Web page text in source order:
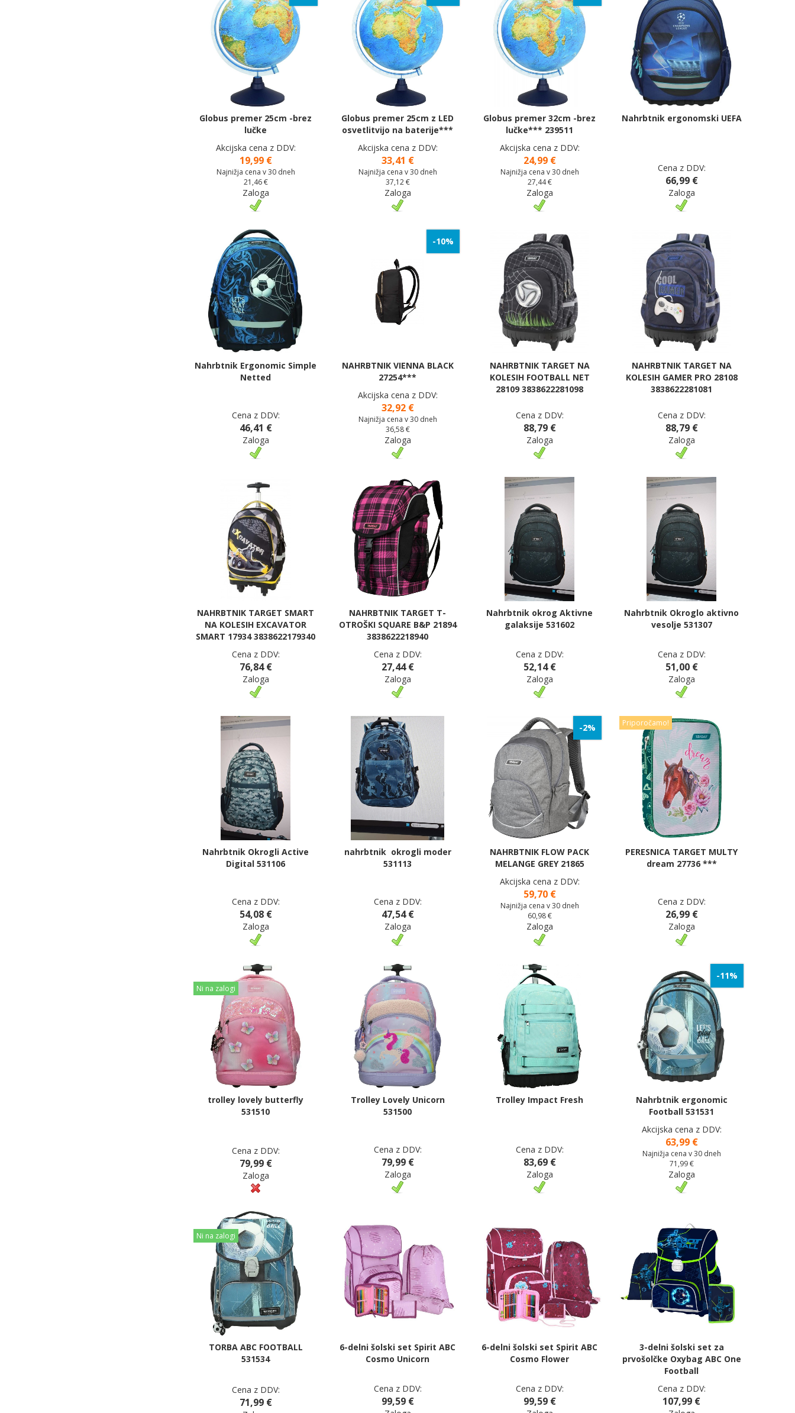
Globus premer 25cm -brez
lučke
Akcijska cena z DDV:
19,99 €
Najnižja cena v 30 dneh
21,46 €
Zaloga
Globus premer 25cm z LED
osvetlitvijo na baterije***
Akcijska cena z DDV:
33,41 €
Najnižja cena v 30 dneh
37,12 €
Zaloga
Globus premer 32cm -brez
lučke*** 239511
Akcijska cena z DDV:
24,99 €
Najnižja cena v 30 dneh
27,44 €
Zaloga
Nahrbtnik ergonomski UEFA
Cena z DDV:
66,99 €
Zaloga
Nahrbtnik Ergonomic Simple
Netted
Cena z DDV:
46,41 €
Zaloga
-10%
NAHRBTNIK VIENNA BLACK
27254***
Akcijska cena z DDV:
32,92 €
Najnižja cena v 30 dneh
36,58 €
Zaloga
NAHRBTNIK TARGET NA
KOLESIH FOOTBALL NET
28109 3838622281098
Cena z DDV:
88,79 €
Zaloga
NAHRBTNIK TARGET NA
KOLESIH GAMER PRO 28108
3838622281081
Cena z DDV:
88,79 €
Zaloga
NAHRBTNIK TARGET SMART
NA KOLESIH EXCAVATOR
SMART 17934 3838622179340
Cena z DDV:
76,84 €
Zaloga
NAHRBTNIK TARGET T-
OTROŠKI SQUARE B&P 21894
3838622218940
Cena z DDV:
27,44 €
Zaloga
Nahrbtnik okrog Aktivne
galaksije 531602
Cena z DDV:
52,14 €
Zaloga
Nahrbtnik Okroglo aktivno
vesolje 531307
Cena z DDV:
51,00 €
Zaloga
Nahrbtnik Okrogli Active
Digital 531106
Cena z DDV:
54,08 €
Zaloga
nahrbtnik okrogli moder
531113
Cena z DDV:
47,54 €
Zaloga
-2%
NAHRBTNIK FLOW PACK
MELANGE GREY 21865
Akcijska cena z DDV:
59,70 €
Najnižja cena v 30 dneh
60,98 €
Zaloga
Priporočamo!
PERESNICA TARGET MULTY
dream 27736 ***
Cena z DDV:
26,99 €
Zaloga
Ni na zalogi
trolley lovely butterfly
531510
Cena z DDV:
79,99 €
Zaloga
Trolley Lovely Unicorn
531500
Cena z DDV:
79,99 €
Zaloga
Trolley Impact Fresh
Cena z DDV:
83,69 €
Zaloga
-11%
Nahrbtnik ergonomic
Football 531531
Akcijska cena z DDV:
63,99 €
Najnižja cena v 30 dneh
71,99 €
Zaloga
Ni na zalogi
TORBA ABC FOOTBALL
531534
Cena z DDV:
71,99 €
6-delni šolski set Spirit ABC
Cosmo Unicorn
Cena z DDV:
99,59 €
6-delni šolski set Spirit ABC
Cosmo Flower
Cena z DDV:
99,59 €
3-delni šolski set za
prvošolčke Oxybag ABC One
Football
Cena z DDV:
107,99 €